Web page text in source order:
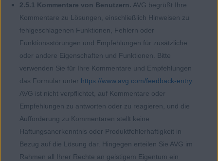
2.5.1 Kommentare von Benutzern. AVG begrüßt Ihre
Kommentare zu Lösungen, einschließlich Hinweisen zu
fehlgeschlagenen Funktionen, Fehlern oder
Funktionsstörungen und Empfehlungen für zusätzliche
oder andere Eigenschaften und Funktionen. Bitte
verwenden Sie für Ihre Kommentare und Empfehlungen
das Formular unter https://www.avg.com/feedback-entry.
AVG ist nicht verpflichtet, auf Kommentare oder
Empfehlungen zu antworten oder zu reagieren, und die
Aufforderung zu Kommentaren stellt keine
Haftungsanerkenntnis oder Produktfehlerhaftigkeit in
Bezug auf die Lösung dar. Hingegen erteilen Sie AVG im
Rahmen all Ihrer Rechte an geistigem Eigentum ein